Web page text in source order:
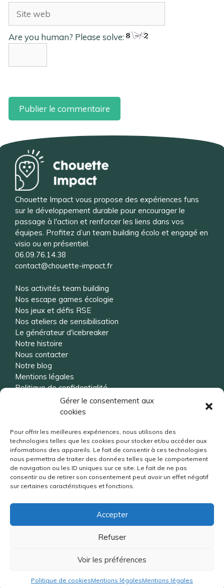
Gérer le consentement aux
cookies
Pour offrir les meilleures expériences, nous utilisons des
technologies telles que les cookies pour stocker et/ou accéder aux
informations des appareils. Le fait de consentir à ces technologies
nous permettra de traiter des données telles que le comportement
de navigation ou les ID uniques sur ce site. Le fait de ne pas
consentir ou de retirer son consentement peut avoir un effet négatif
sur certaines caractéristiques et fonctions.
Accepter
Refuser
Voir les préférences
Politique de cookiesMentions légalesMentions légales
web
Are you human? Please solve:
Chouette Impact vous propose des expériences funs
sur le développement durable pour encourager le
passage à l'action et renforcer les liens dans vos
équipes. Profitez d’un team building écolo et engagé en
visio ou en présentiel.
06.09.76.14.38
contact@chouette-impact.fr
Nos activités team building
Nos escape games écologie
Nos jeux et défis RSE
Nos ateliers de sensibilisation
Le générateur d'icebreaker
Notre histoire
Nous contacter
Notre blog
Mentions légales
Politique de confidentialité
Vous souhaitez être rappelé ?